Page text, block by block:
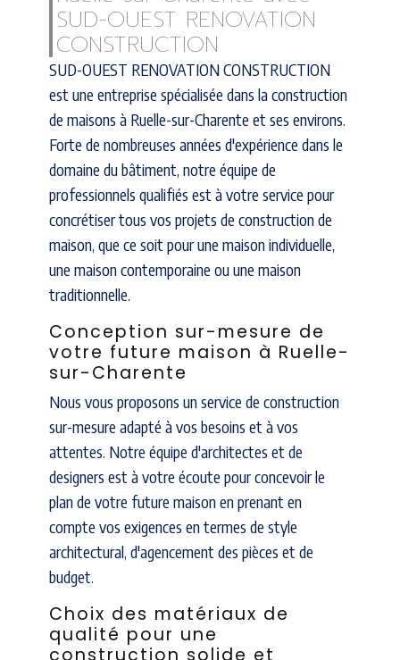
SUD-OUEST RENOVATION
CONSTRUCTION
SUD-OUEST RENOVATION CONSTRUCTION
est une entreprise spécialisée dans la construction
de maisons à Ruelle-sur-Charente et ses environs.
Forte de nombreuses années d'expérience dans le
domaine du bâtiment, notre équipe de
professionnels qualifiés est à votre service pour
concrétiser tous vos projets de construction de
maison, que ce soit pour une maison individuelle,
une maison contemporaine ou une maison
traditionnelle.
Conception sur-mesure de
votre future maison à Ruelle-
sur-Charente
Nous vous proposons un service de construction
sur-mesure adapté à vos besoins et à vos
attentes. Notre équipe d'architectes et de
designers est à votre écoute pour concevoir le
plan de votre future maison en prenant en
compte vos exigences en termes de style
architectural, d'agencement des pièces et de
budget.
Choix des matériaux de
qualité pour une
construction solide et